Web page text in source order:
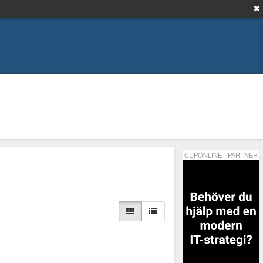
CUPONLINE - PARTNER